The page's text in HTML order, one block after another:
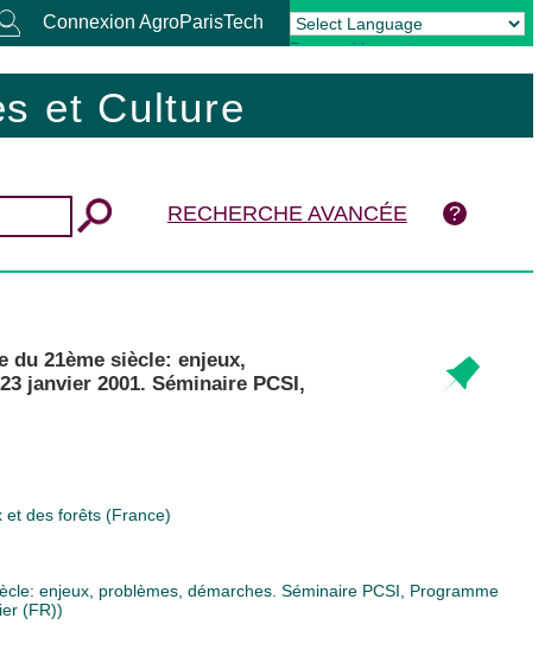
Connexion AgroParisTech
Powered by Translate
et Culture
RECHERCHE AVANCÉE
21ème siècle: enjeux,
janvier 2001. Séminaire PCSI,
et des forêts (France)
enjeux, problèmes, démarches. Séminaire PCSI, Programme
(FR))